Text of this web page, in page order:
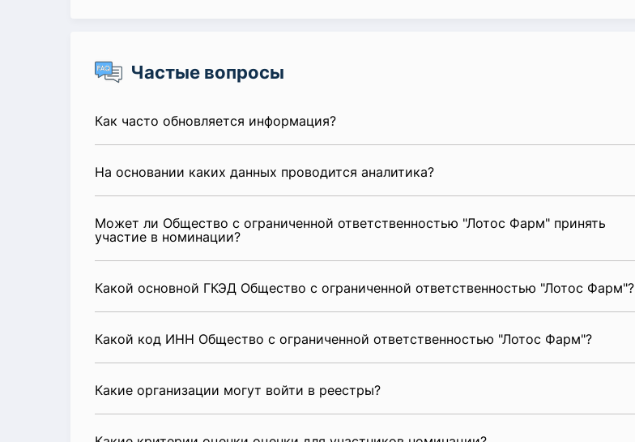
Частые вопросы
Как часто обновляется информация?
На основании каких данных проводится аналитика?
Может ли Общество с ограниченной ответственностью "Лотос Фарм" принять
участие в номинации?
Какой основной ГКЭД Общество с ограниченной ответственностью "Лотос Фарм"?
Какой код ИНН Общество с ограниченной ответственностью "Лотос Фарм"?
Какие организации могут войти в реестры?